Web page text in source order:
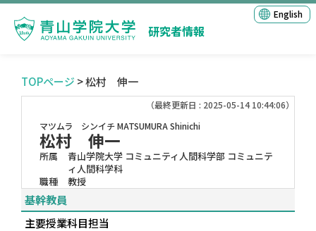
研究者情報
English
TOPページ > 松村 伸一
（最終更新日 : 2025-05-14 10:44:06）
マツムラ シンイチMATSUMURA Shinichi
松村 伸一
所属
青山学院大学 コミュニティ人間科学部 コミュニテ
ィ人間科学科
職種
教授
基幹教員
主要授業科目担当